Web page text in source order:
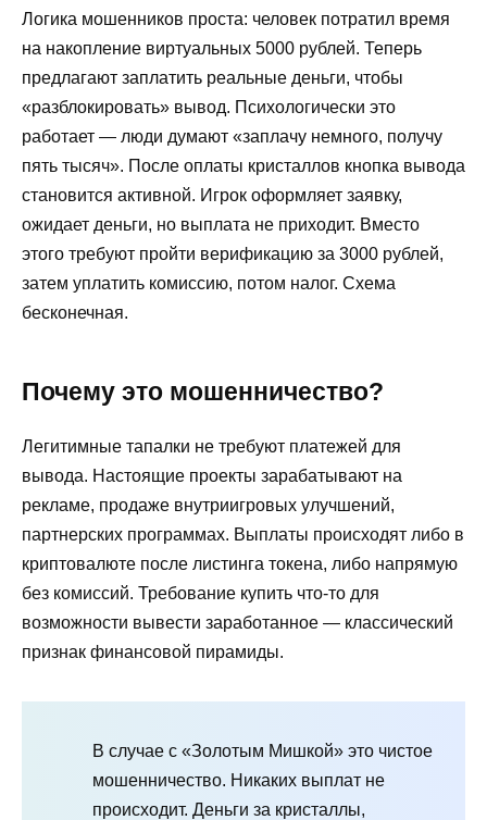
Логика мошенников проста: человек потратил время
на накопление виртуальных 5000 рублей. Теперь
предлагают заплатить реальные деньги, чтобы
«разблокировать» вывод. Психологически это
работает — люди думают «заплачу немного, получу
пять тысяч». После оплаты кристаллов кнопка вывода
становится активной. Игрок оформляет заявку,
ожидает деньги, но выплата не приходит. Вместо
этого требуют пройти верификацию за 3000 рублей,
затем уплатить комиссию, потом налог. Схема
бесконечная.
Почему это мошенничество?
Легитимные тапалки не требуют платежей для
вывода. Настоящие проекты зарабатывают на
рекламе, продаже внутриигровых улучшений,
партнерских программах. Выплаты происходят либо в
криптовалюте после листинга токена, либо напрямую
без комиссий. Требование купить что-то для
возможности вывести заработанное — классический
признак финансовой пирамиды.
В случае с «Золотым Мишкой» это чистое
мошенничество. Никаких выплат не
происходит. Деньги за кристаллы,